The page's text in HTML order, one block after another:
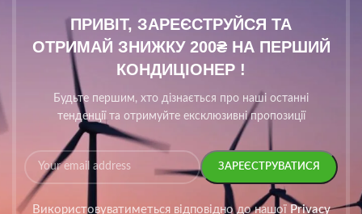
ПРИВІТ, ЗАРЕЄСТРУЙСЯ ТА
ОТРИМАЙ ЗНИЖКУ 200₴ НА ПЕРШИЙ
КОНДИЦІОНЕР !
Будьте першим, хто дізнається про наші останні
тенденції та отримуйте ексклюзивні пропозиції
Використовуватиметься відповідно до нашої Privacy